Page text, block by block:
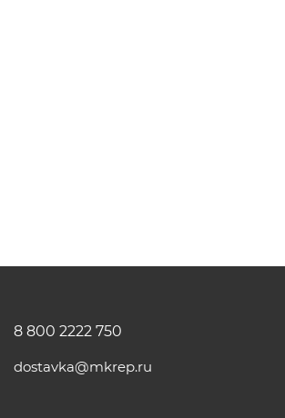
8 800 2222 750
dostavka@mkrep.ru